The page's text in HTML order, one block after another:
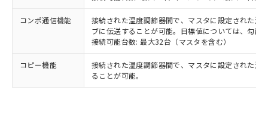
コンポ通信機能
接続された温度調節器間で、マスタに設定された温
ブに伝送することが可能。目標値については、勾配
接続可能台数: 最大32台（マスタを含む）
コピー機能
接続された温度調節器間で、マスタに設定された温
ることが可能。